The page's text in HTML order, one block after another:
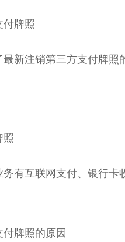
牌照
注销第三方支付牌照
互联网支付、银行卡
牌照的原因